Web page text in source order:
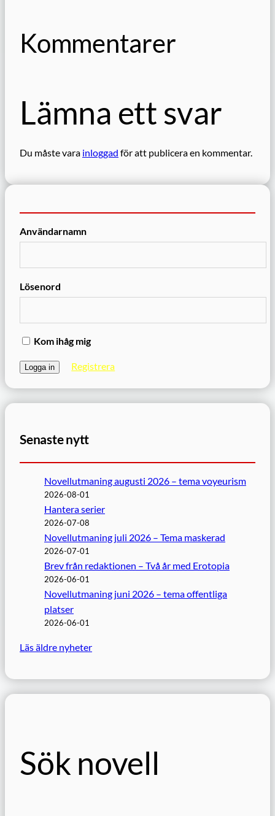
Kommentarer
Lämna ett svar
Du måste vara inloggad för att publicera en kommentar.
Användarnamn
Lösenord
Kom ihåg mig
Registrera
Senaste nytt
Novellutmaning augusti 2026 – tema voyeurism
2026-08-01
Hantera serier
2026-07-08
Novellutmaning juli 2026 – Tema maskerad
2026-07-01
Brev från redaktionen – Två år med Erotopia
2026-06-01
Novellutmaning juni 2026 – tema offentliga
platser
2026-06-01
Läs äldre nyheter
Sök novell